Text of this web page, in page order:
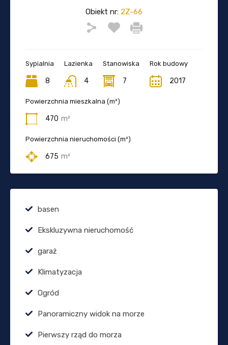
Obiekt nr: 2Z-66
Sypialnia
8
Lazienka
4
Stanowiska
7
Rok budowy
2017
Powierzchnia mieszkalna (m²)
470 m²
Powierzchnia nieruchomości (m²)
675 m²
basen
Ekskluzywna nieruchomość
garaż
Klimatyzacja
Ogród
Panoramiczny widok na morze
Pierwszy rząd do morza